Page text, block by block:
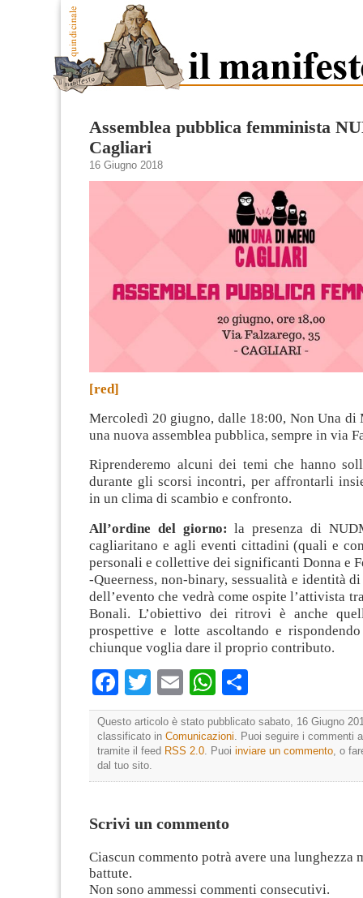
Assemblea pubblica femminista
Cagliari
16 Giugno 2018
[red]
Mercoledì 20 giugno, dalle 18:00, Non Una di
una nuova assemblea pubblica, sempre in via
Riprenderemo alcuni dei temi che hanno
durante gli scorsi incontri, per affrontarli
in un clima di scambio e confronto.
All’ordine del giorno:la presenza di
cagliaritano e agli eventi cittadini (quali e
personali e collettive dei significanti Donna e
-Queerness, non-binary, sessualità e identità
dell’evento che vedrà come ospite l’attivista
Bonali. L’obiettivo dei ritrovi è anche
prospettive e lotte ascoltando e
chiunque voglia dare il proprio contributo.
Facebook
TwitterEmailWhatsApp
Questo articolo è stato pubblicato sabato, 16 Giugno
classificato in Comunicazioni . Puoi seguire i commenti
tramite il feed RSS 2.0 . Puoi inviare un commento , o
dal tuo sito.
Scrivi un commento
Ciascun commento potrà avere una lunghezza
battute.
Non sono ammessi commenti consecutivi.